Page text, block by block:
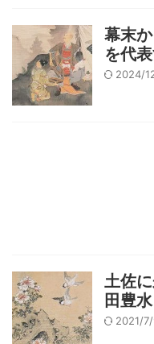
幕末
を代
2024/
土佐
田豊
2021/